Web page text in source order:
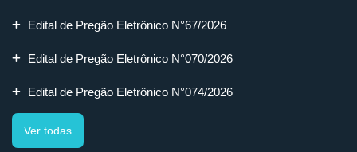
Edital de Pregão Eletrônico N°67/2026
Edital de Pregão Eletrônico N°070/2026
Edital de Pregão Eletrônico N°074/2026
Ver todas